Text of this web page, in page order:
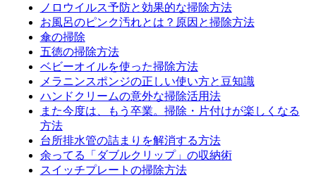
ノロウイルス予防と効果的な掃除方法
お風呂のピンク汚れとは？原因と掃除方法
傘の掃除
五徳の掃除方法
ベビーオイルを使った掃除方法
メラニンスポンジの正しい使い方と豆知識
ハンドクリームの意外な掃除活用法
また今度は、もう卒業。掃除・片付けが楽しくなる
方法
台所排水管の詰まりを解消する方法
余ってる「ダブルクリップ」の収納術
スイッチプレートの掃除方法